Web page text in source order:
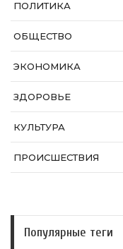
ПОЛИТИКА
ОБЩЕСТВО
ЭКОНОМИКА
ЗДОРОВЬЕ
КУЛЬТУРА
ПРОИСШЕСТВИЯ
Популярные теги